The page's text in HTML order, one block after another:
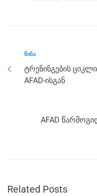
o
k
ᲬᲘᲜᲐ
ტრენინგების
AFAD-ისგან
AFAD
Related Posts